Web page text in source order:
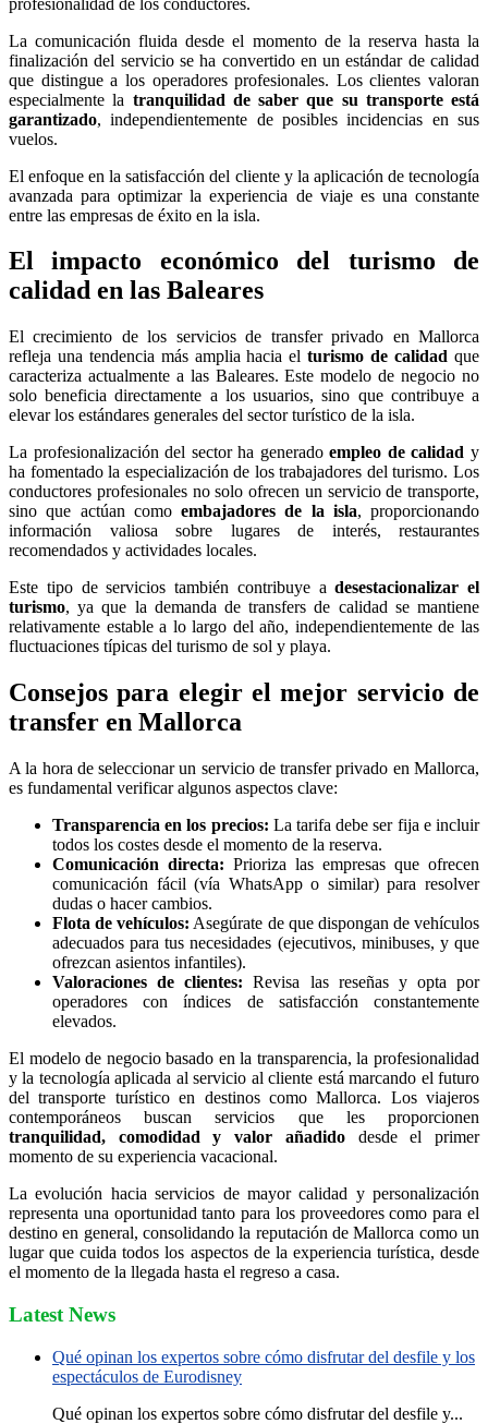
La comunicación fluida desde el momento de la reserva hasta la
finalización del servicio se ha convertido en un estándar de calidad
que distingue a los operadores profesionales. Los clientes valoran
especialmente la tranquilidad de saber que su transporte está
garantizado, independientemente de posibles incidencias en sus
vuelos.
El enfoque en la satisfacción del cliente y la aplicación de tecnología
avanzada para optimizar la experiencia de viaje es una constante
entre las empresas de éxito en la isla.
El impacto económico del turismo de
calidad en las Baleares
El crecimiento de los servicios de transfer privado en Mallorca
refleja una tendencia más amplia hacia elturismo de calidad que
caracteriza actualmente a las Baleares. Este modelo de negocio no
solo beneficia directamente a los usuarios, sino que contribuye a
elevar los estándares generales del sector turístico de la isla.
La profesionalización del sector ha generadoempleo de calidad y
ha fomentado la especialización de los trabajadores del turismo. Los
conductores profesionales no solo ofrecen un servicio de transporte,
sino que actúan como embajadores de la isla, proporcionando
información valiosa sobre lugares de interés, restaurantes
recomendados y actividades locales.
Este tipo de servicios también contribuye adesestacionalizar el
turismo, ya que la demanda de transfers de calidad se mantiene
relativamente estable a lo largo del año, independientemente de las
fluctuaciones típicas del turismo de sol y playa.
Consejos para elegir el mejor servicio de
transfer en Mallorca
A la hora de seleccionar un servicio de transfer privado en Mallorca,
es fundamental verificar algunos aspectos clave:
Transparencia en los precios: La tarifa debe ser fija e incluir
todos los costes desde el momento de la reserva.
Comunicación directa: Prioriza las empresas que ofrecen
comunicación fácil (vía WhatsApp o similar) para resolver
dudas o hacer cambios.
Flota de vehículos: Asegúrate de que dispongan de vehículos
adecuados para tus necesidades (ejecutivos, minibuses, y que
ofrezcan asientos infantiles).
Valoraciones de clientes: Revisa las reseñas y opta por
operadores con índices de satisfacción constantemente
elevados.
El modelo de negocio basado en la transparencia, la profesionalidad
y la tecnología aplicada al servicio al cliente está marcando el futuro
del transporte turístico en destinos como Mallorca. Los viajeros
contemporáneos buscan servicios que les proporcionen
tranquilidad, comodidad y valor añadidodesde el primer
momento de su experiencia vacacional.
La evolución hacia servicios de mayor calidad y personalización
representa una oportunidad tanto para los proveedores como para el
destino en general, consolidando la reputación de Mallorca como un
lugar que cuida todos los aspectos de la experiencia turística, desde
el momento de la llegada hasta el regreso a casa.
Latest News
Qué opinan los expertos sobre cómo disfrutar del desfile y los
espectáculos de Eurodisney
Qué opinan los expertos sobre cómo disfrutar del desfile y...